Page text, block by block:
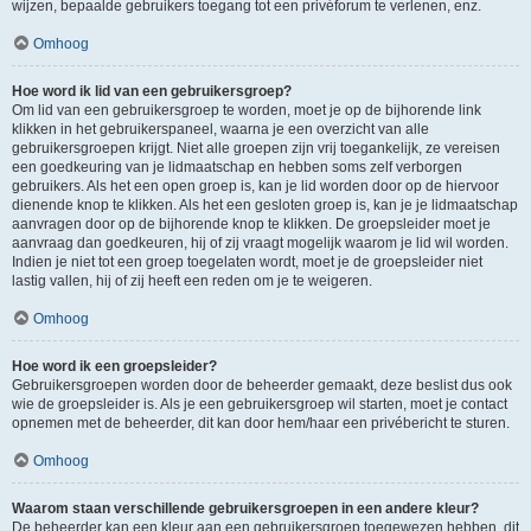
wijzen, bepaalde gebruikers toegang tot een privéforum te verlenen, enz.
Omhoog
Hoe word ik lid van een gebruikersgroep?
Om lid van een gebruikersgroep te worden, moet je op de bijhorende link
klikken in het gebruikerspaneel, waarna je een overzicht van alle
gebruikersgroepen krijgt. Niet alle groepen zijn vrij toegankelijk, ze vereisen
een goedkeuring van je lidmaatschap en hebben soms zelf verborgen
gebruikers. Als het een open groep is, kan je lid worden door op de hiervoor
dienende knop te klikken. Als het een gesloten groep is, kan je je lidmaatschap
aanvragen door op de bijhorende knop te klikken. De groepsleider moet je
aanvraag dan goedkeuren, hij of zij vraagt mogelijk waarom je lid wil worden.
Indien je niet tot een groep toegelaten wordt, moet je de groepsleider niet
lastig vallen, hij of zij heeft een reden om je te weigeren.
Omhoog
Hoe word ik een groepsleider?
Gebruikersgroepen worden door de beheerder gemaakt, deze beslist dus ook
wie de groepsleider is. Als je een gebruikersgroep wil starten, moet je contact
opnemen met de beheerder, dit kan door hem/haar een privébericht te sturen.
Omhoog
Waarom staan verschillende gebruikersgroepen in een andere kleur?
De beheerder kan een kleur aan een gebruikersgroep toegewezen hebben, dit